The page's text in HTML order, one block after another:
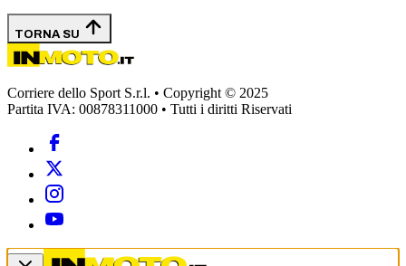
TORNA SU
Corriere dello Sport S.r.l. • Copyright © 2025
Partita IVA: 00878311000 • Tutti i diritti Riservati